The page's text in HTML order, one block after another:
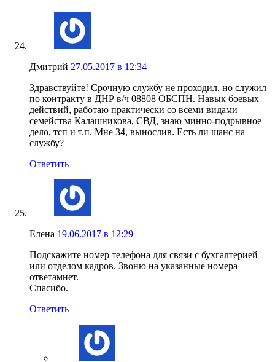
Дмитрий 27.05.2017 в 12:34
Здравствуйте! Срочную службу не проходил, но служил
по контракту в ДНР в/ч 08808 ОБСПН. Навык боевых
действий, работаю практически со всеми видами
семейства Калашникова, СВД, знаю минно-подрывное
дело, тсп и т.п. Мне 34, вынослив. Есть ли шанс на
службу?
Ответить
Елена 19.06.2017 в 12:29
Подскажите номер телефона для связи с бухгалтерией
или отделом кадров. Звоню на указанные номера
ответамнет.
Спасибо.
Ответить